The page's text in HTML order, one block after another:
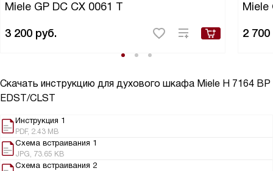
Miele GP DC CX 0061 T
3 200 руб.
Miele
2 700
Скачать инструкцию для духового шкафа Miele H 7164 BP
EDST/CLST
Инструкция 1
PDF, 2.43 MB
Схема встраивания 1
JPG, 73.65 KB
Схема встраивания 2